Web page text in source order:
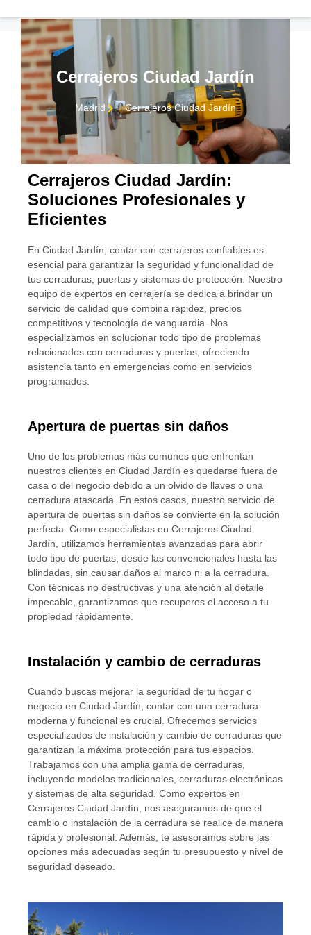
Cerrajeros Ciudad Jardín
Madrid Cerrajeros Ciudad Jardín
Cerrajeros Ciudad Jardín:
Soluciones Profesionales y
Eficientes
En Ciudad Jardín, contar con cerrajeros confiables es
esencial para garantizar la seguridad y funcionalidad de
tus cerraduras, puertas y sistemas de protección. Nuestro
equipo de expertos en cerrajería se dedica a brindar un
servicio de calidad que combina rapidez, precios
competitivos y tecnología de vanguardia. Nos
especializamos en solucionar todo tipo de problemas
relacionados con cerraduras y puertas, ofreciendo
asistencia tanto en emergencias como en servicios
programados.
Apertura de puertas sin daños
Uno de los problemas más comunes que enfrentan
nuestros clientes en Ciudad Jardín es quedarse fuera de
casa o del negocio debido a un olvido de llaves o una
cerradura atascada. En estos casos, nuestro servicio de
apertura de puertas sin daños se convierte en la solución
perfecta. Como especialistas en Cerrajeros Ciudad
Jardín, utilizamos herramientas avanzadas para abrir
todo tipo de puertas, desde las convencionales hasta las
blindadas, sin causar daños al marco ni a la cerradura.
Con técnicas no destructivas y una atención al detalle
impecable, garantizamos que recuperes el acceso a tu
propiedad rápidamente.
Instalación y cambio de cerraduras
Cuando buscas mejorar la seguridad de tu hogar o
negocio en Ciudad Jardín, contar con una cerradura
moderna y funcional es crucial. Ofrecemos servicios
especializados de instalación y cambio de cerraduras que
garantizan la máxima protección para tus espacios.
Trabajamos con una amplia gama de cerraduras,
incluyendo modelos tradicionales, cerraduras electrónicas
y sistemas de alta seguridad. Como expertos en
Cerrajeros Ciudad Jardín, nos aseguramos de que el
cambio o instalación de la cerradura se realice de manera
rápida y profesional. Además, te asesoramos sobre las
opciones más adecuadas según tu presupuesto y nivel de
seguridad deseado.